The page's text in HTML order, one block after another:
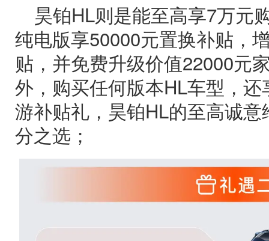
昊铂HL则是能至高享7万元
纯电版享50000元置换补贴，
贴，并免费升级价值22000元
外，购买任何版本HL车型，
游补贴礼，昊铂HL的至高诚
分之选；